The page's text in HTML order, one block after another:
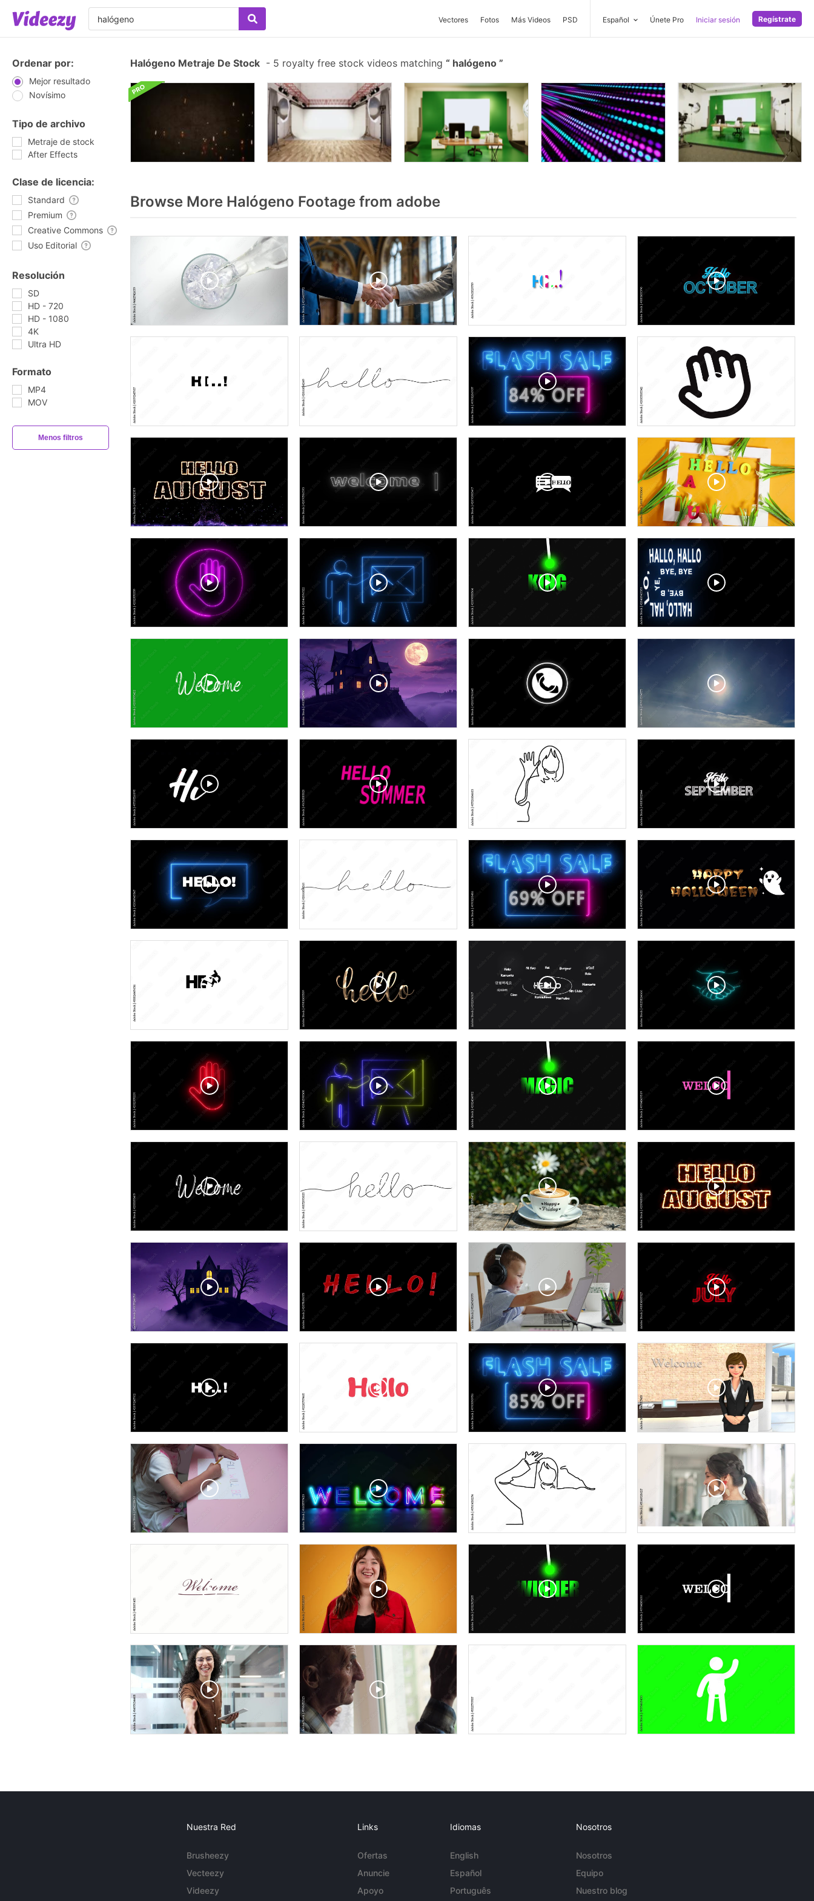
Vectores Fotos Más Videos PSD Español Únete Pro Iniciar sesión Regístrate
Ordenar por:
Mejor resultado
Novísimo
Tipo de archivo
Metraje de stock
After Effects
Clase de licencia:
Standard
Premium
Creative Commons
Uso Editorial
Resolución
SD
HD - 720
HD - 1080
4K
Ultra HD
Formato
MP4
MOV
Menos filtros
Halógeno Metraje De Stock - 5 royalty free stock videos matching halógeno
Browse More Halógeno Footage from adobe
Nuestra Red
Brusheezy
Vecteezy
Videezy
Links
Ofertas
Anuncie
Apoyo
Idiomas
English
Español
Português
Nosotros
Nosotros
Equipo
Nuestro blog